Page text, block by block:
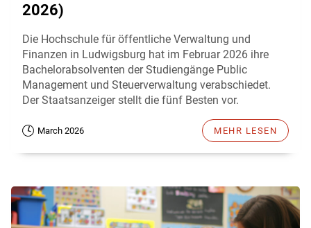
2026)
Die Hochschule für öffentliche Verwaltung und
Finanzen in Ludwigsburg hat im Februar 2026 ihre
Bachelorabsolventen der Studiengänge Public
Management und Steuerverwaltung verabschiedet.
Der Staatsanzeiger stellt die fünf Besten vor.
March 2026 MEHR LESEN